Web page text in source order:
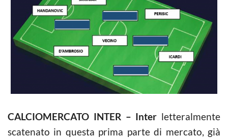
CALCIOMERCATO INTER – Inter letteralmente
scatenato in questa prima parte di mercato, già